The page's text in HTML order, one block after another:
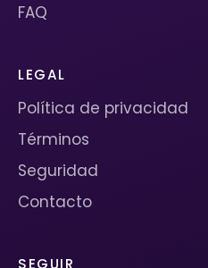
FAQ
LEGAL
Política de privacidad
Términos
Seguridad
Contacto